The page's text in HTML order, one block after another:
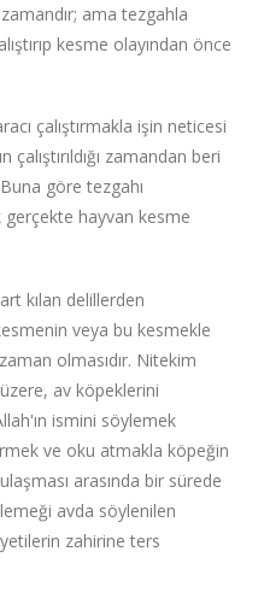
ama tezgahla
kesme olayından önce
çalıştırmakla işin neticesi
zamandan beri
göre tezgahı
gerçekte hayvan kesme
kılan delillerden
veya bu kesmekle
olmasıdır. Nitekim
av köpeklerini
ismini söylemek
ve oku atmakla köpeğin
arasında bir sürede
avda söylenilen
zahirine ters